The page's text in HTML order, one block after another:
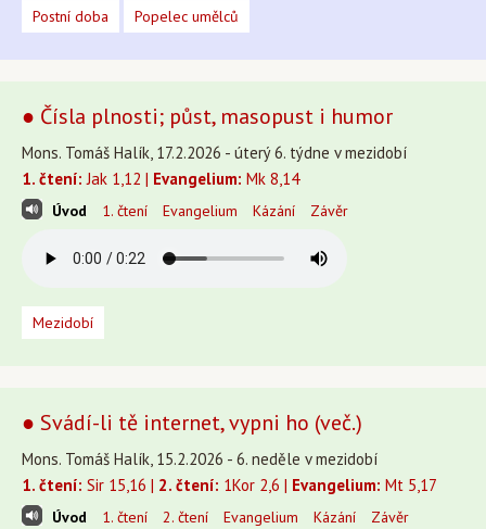
Postní doba Popelec umělců
● Čísla plnosti; půst, masopust i humor
Mons. Tomáš Halík, 17.2.2026 - úterý 6. týdne v mezidobí
1. čtení: Jak 1,12 | Evangelium: Mk 8,14
Úvod 1. čtení Evangelium Kázání Závěr
Mezidobí
● Svádí-li tě internet, vypni ho (več.)
Mons. Tomáš Halík, 15.2.2026 - 6. neděle v mezidobí
1. čtení: Sir 15,16 | 2. čtení: 1Kor 2,6 | Evangelium: Mt 5,17
Úvod 1. čtení 2. čtení Evangelium Kázání Závěr